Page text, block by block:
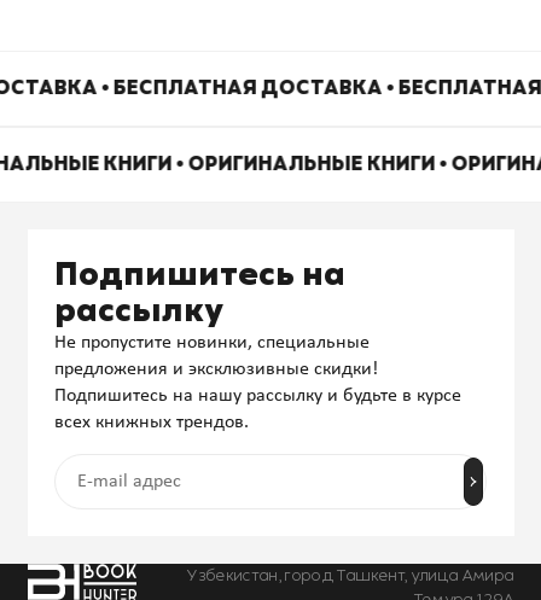
• БЕСПЛАТНАЯ ДОСТАВКА •
КНИГИ • ОРИГИНАЛЬНЫЕ КНИГИ •
Узбекистан, город Ташкент, улица Амира
Подпишитесь на
рассылку
Не пропустите новинки, специальные
предложения и эксклюзивные скидки!
Подпишитесь на нашу рассылку и будьте в курсе
всех книжных трендов.